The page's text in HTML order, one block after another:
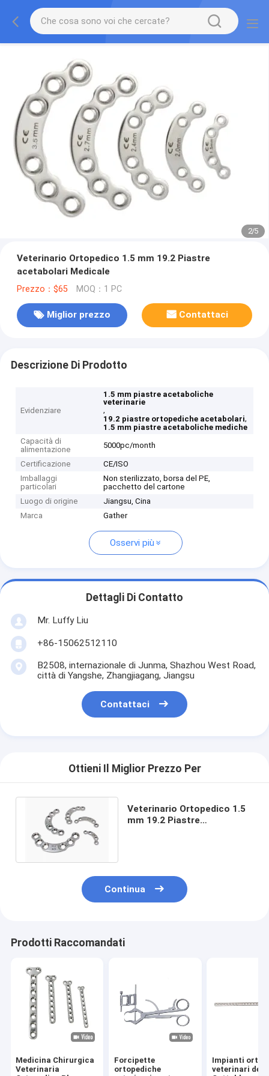
2/5
Veterinario Ortopedico 1.5 mm 19.2 Piastre
acetabolari Medicale
Prezzo：$65 MOQ：1 PC
Miglior prezzo Contattaci
Descrizione Di Prodotto
Evidenziare
1.5 mm piastre acetaboliche
veterinarie
,
19.2 piastre ortopediche acetabolari,
1.5 mm piastre acetaboliche mediche
Capacità di
alimentazione
5000pc/month
Certificazione
CE/ISO
Imballaggi
particolari
Non sterilizzato, borsa del PE,
pacchetto del cartone
Luogo di origine
Jiangsu, Cina
Marca
Gather
Osservi più
Dettagli Di Contatto
Mr. Luffy Liu
+86-15062512110
B2508, internazionale di Junma, Shazhou West Road,
città di Yangshe, Zhangjiagang, Jiangsu
Contattaci
Ottieni Il Miglior Prezzo Per
Veterinario Ortopedico 1.5
mm 19.2 Piastre
Continua
Prodotti Raccomandati
Medicina Chirurgica
Veterinaria
Forcipette
ortopediche
Impianti
veterinari del